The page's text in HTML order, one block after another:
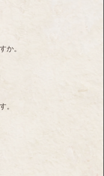
か。
。